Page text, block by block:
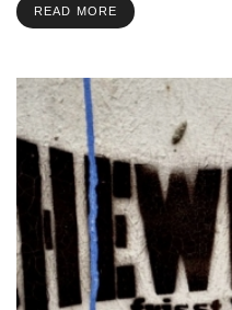
READ MORE